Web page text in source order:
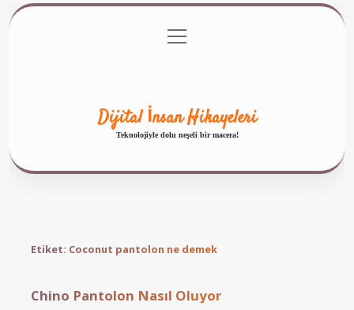
Gizlilik Politikası
menüyü
aç
Dijital İnsan Hikayeleri
Teknolojiyle dolu neşeli bir macera!
Etiket: Coconut pantolon ne demek
Chino Pantolon Nasıl Oluyor